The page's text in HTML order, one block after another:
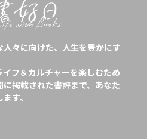
々に向けた、人生を豊かにす
フ＆カルチャーを楽しむため
掲載された書評まで、あなた
す。